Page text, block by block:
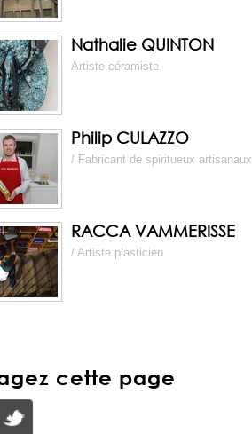
Nathalie QUINTON
Artiste céramiste
Philip CULAZZO
/ Fabricant de spiritueux artisanaux
RACCA VAMMERISSE
/ Artiste plasticien
cette page